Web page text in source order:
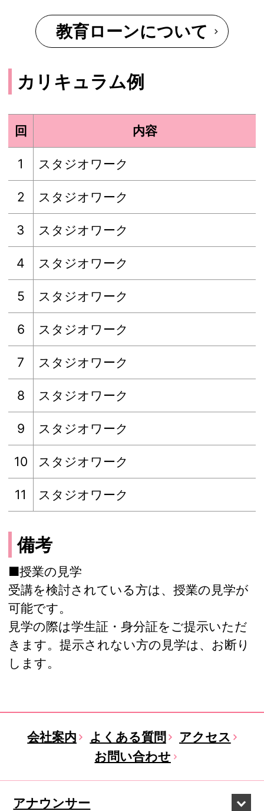
教育ローンについて
カリキュラム例
回 内容
1 スタジオワーク
2 スタジオワーク
3 スタジオワーク
4 スタジオワーク
5 スタジオワーク
6 スタジオワーク
7 スタジオワーク
8 スタジオワーク
9 スタジオワーク
10 スタジオワーク
11 スタジオワーク
備考
■授業の見学
受講を検討されている方は、授業の見学が
可能です。
見学の際は学生証・身分証をご提示いただ
きます。提示されない方の見学は、お断り
します。
会社案内 よくある質問
アクセス
お問い合わせ
アナウンサー